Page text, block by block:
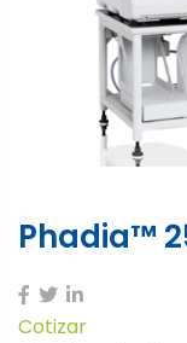
Phadia™
Cotizar